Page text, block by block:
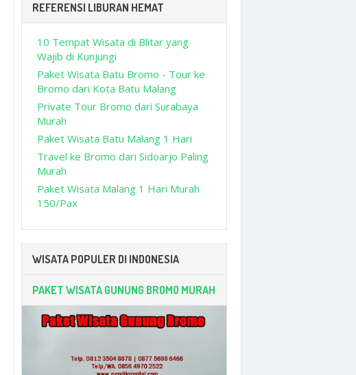
REFERENSI LIBURAN HEMAT
10 Tempat Wisata di Blitar yang
Wajib di Kunjungi
Paket Wisata Batu Bromo - Tour ke
Bromo dari Kota Batu Malang
Private Tour Bromo dari Surabaya
Murah
Paket Wisata Batu Malang 1 Hari
Travel ke Bromo dari Sidoarjo Paling
Murah
Paket Wisata Malang 1 Hari Murah
150/Pax
WISATA POPULER DI INDONESIA
PAKET WISATA GUNUNG BROMO MURAH